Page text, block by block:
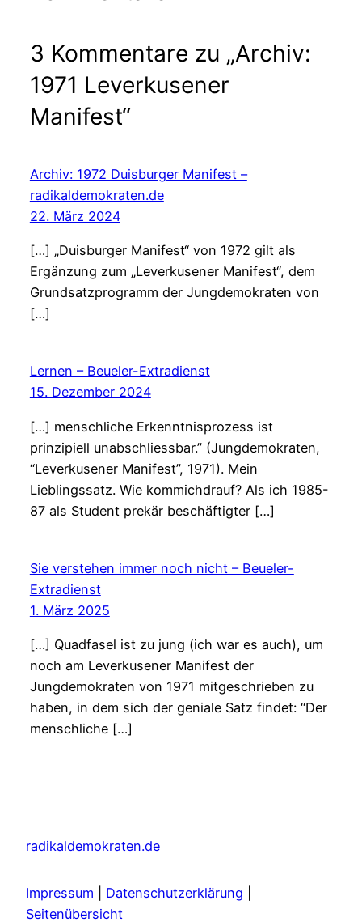
3 Kommentare zu „Archiv:
1971 Leverkusener
Manifest“
Archiv: 1972 Duisburger Manifest –
radikaldemokraten.de
22. März 2024
[…] „Duisburger Manifest“ von 1972 gilt als
Ergänzung zum „Leverkusener Manifest“, dem
Grundsatzprogramm der Jungdemokraten von
[…]
Lernen – Beueler-Extradienst
15. Dezember 2024
[…] menschliche Erkenntnisprozess ist
prinzipiell unabschliessbar.” (Jungdemokraten,
“Leverkusener Manifest”, 1971). Mein
Lieblingssatz. Wie kommichdrauf? Als ich 1985-
87 als Student prekär beschäftigter […]
Sie verstehen immer noch nicht – Beueler-
Extradienst
1. März 2025
[…] Quadfasel ist zu jung (ich war es auch), um
noch am Leverkusener Manifest der
Jungdemokraten von 1971 mitgeschrieben zu
haben, in dem sich der geniale Satz findet: “Der
menschliche […]
radikaldemokraten.de
Impressum Datenschutzerklärung
Seitenübersicht